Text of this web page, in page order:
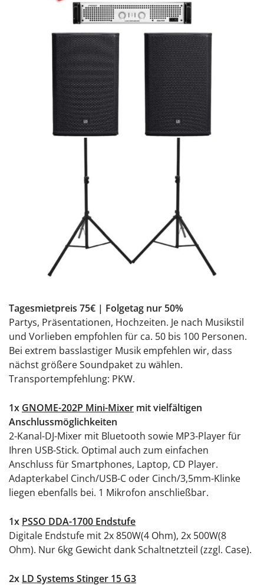
Tagesmietpreis 75€ | Folgetag nur 50%
Partys, Präsentationen, Hochzeiten. Je nach Musikstil
und Vorlieben empfohlen für ca. 50 bis 100 Personen.
Bei extrem basslastiger Musik empfehlen wir, dass
nächst größere Soundpaket zu wählen.
Transportempfehlung: PKW.
1x GNOME-202P Mini-Mixer mit vielfältigen
Anschlussmöglichkeiten
2-Kanal-DJ-Mixer mit Bluetooth sowie MP3-Player für
Ihren USB-Stick. Optimal auch zum einfachen
Anschluss für Smartphones, Laptop, CD Player.
Adapterkabel Cinch/USB-C oder Cinch/3,5mm-Klinke
liegen ebenfalls bei. 1 Mikrofon anschließbar.
1x PSSO DDA-1700 Endstufe
Digitale Endstufe mit 2x 850W(4 Ohm), 2x 500W(8
Ohm). Nur 6kg Gewicht dank Schaltnetzteil (zzgl. Case).
2x LD Systems Stinger 15 G3